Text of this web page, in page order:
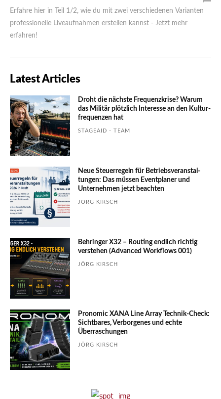
Erfahre hier in Teil 1/2, wie du mit zwei verschiedenen Varianten
professionelle Liveaufnahmen erstellen kannst - Jetzt mehr
erfahren!
Latest Articles
Droht die nächste Frequenzkrise? Warum
das Mili­tär plötzlich Inte­resse an den Kultur­
fre­quen­zen hat
STAGEAID - TEAM
Neue Steuerregeln für Betriebs­ver­an­stal­
tungen: Das müssen Event­planer und
Unter­nehmen jetzt beachten
JÖRG KIRSCH
Behringer X32 – Routing endlich richtig
verstehen (Advanced Workflows 001)
JÖRG KIRSCH
Pronomic XANA Line Array Technik-Check:
Sichtbares, Verborgenes und echte
Überraschungen
JÖRG KIRSCH